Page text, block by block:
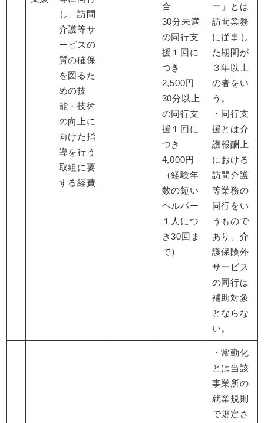
し、訪問
介護等サ
ービスの
質の確保
を図るた
めの技
能・技術
の向上に
向けた指
導を行う
取組に要
する経費
合
30分未満
の同行支
援１回に
つき
2,500円
30分以上
の同行支
援１回に
つき
4,000円
（経験年
数の短い
ヘルパー
１人につ
き30回ま
で）
ー」とは
訪問業務
に従事し
た期間が
３年以上
の者をい
う。
・同行支
援とは介
護報酬上
における
訪問介護
等業務の
同行をい
うもので
あり、介
護保険外
サービス
の同行は
補助対象
とならな
い。
・常勤化
とは当該
事業所の
就業規則
で規定さ